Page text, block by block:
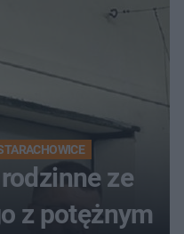
ze
z potężnym